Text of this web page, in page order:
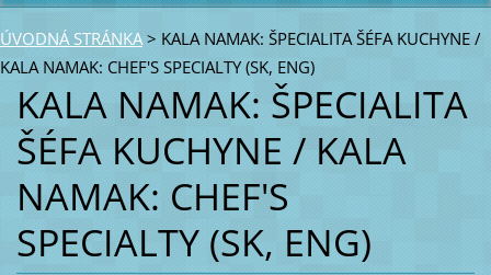
ÚVODNÁ STRÁNKA > KALA NAMAK: ŠPECIALITA ŠÉFA KUCHYNE /
KALA NAMAK: CHEF'S SPECIALTY (SK, ENG)
KALA NAMAK: ŠPECIALITA
ŠÉFA KUCHYNE / KALA
NAMAK: CHEF'S
SPECIALTY (SK, ENG)